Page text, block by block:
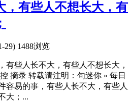
，有些人不想长大，有
29) 1488浏览
有些人长不大，有些人不想长大，
摘录 转载请注明：句迷你 » 每日
容易的事，有些人长不大，有些人
大；...